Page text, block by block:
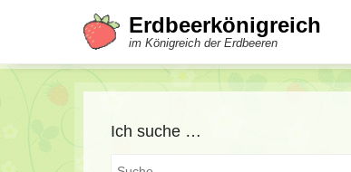
Erdbeerkönigreich
im Königreich der Erdbeeren
Ich suche …
Suche